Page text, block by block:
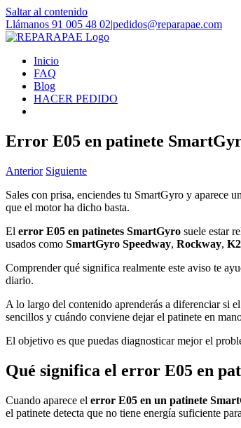
Saltar al contenido
Llámanos 91 005 48 02|pedidos@reparapae.com
Inicio
FAQ
Blog
HACER PEDIDO
Error E05 en patinete
Anterior Siguiente
Sales con prisa, enciendes tu SmartGyro y aparece un
que el motor ha dicho basta.
El error E05 en patinetes SmartGyro suele estar
usados como SmartGyro Speedway, Rockway, K2
Comprender qué significa realmente este aviso te
diario.
A lo largo del contenido aprenderás a diferenciar si
sencillos y cuándo conviene dejar el patinete en
El objetivo es que puedas diagnosticar mejor el
Qué significa el error E05 en
Cuando aparece el error E05 en un patinete
el patinete detecta que no tiene energía suficiente